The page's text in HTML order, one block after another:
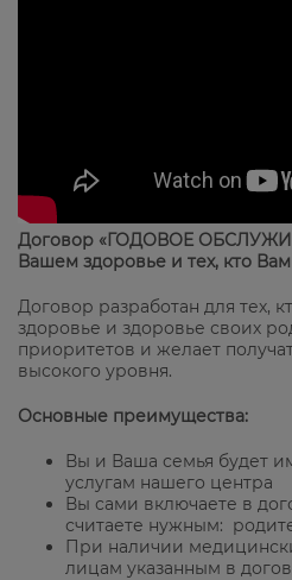
Договор «ГОДОВОЕ
Вашем здоровье и тех, кто
Договор разработан для тех,
здоровье и здоровье своих
приоритетов и желает
высокого уровня.
Основные преимущества:
Вы и Ваша семья будет
услугам нашего центра
Вы сами включаете в
считаете нужным:
При наличии
лицам указанным в